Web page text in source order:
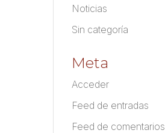
Noticias
Sin categoría
Meta
Acceder
Feed de entradas
Feed de comentarios